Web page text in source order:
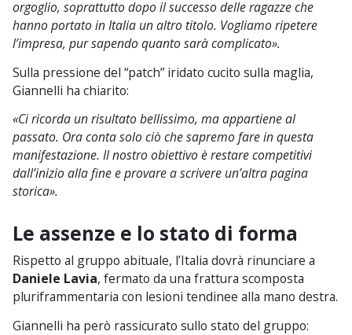
orgoglio, soprattutto dopo il successo delle ragazze che
hanno portato in Italia un altro titolo. Vogliamo ripetere
l’impresa, pur sapendo quanto sarà complicato».
Sulla pressione del “patch” iridato cucito sulla maglia,
Giannelli ha chiarito:
«Ci ricorda un risultato bellissimo, ma appartiene al
passato. Ora conta solo ciò che sapremo fare in questa
manifestazione. Il nostro obiettivo è restare competitivi
dall’inizio alla fine e provare a scrivere un’altra pagina
storica».
Le assenze e lo stato di forma
Rispetto al gruppo abituale, l’Italia dovrà rinunciare a
Daniele Lavia, fermato da una frattura scomposta
pluriframmentaria con lesioni tendinee alla mano destra.
Giannelli ha però rassicurato sullo stato del gruppo: